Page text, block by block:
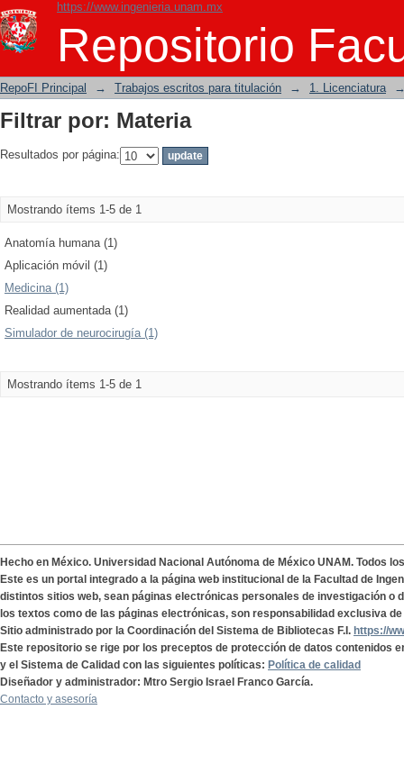
https://www.ingenieria.unam.mx
Repositorio
Filtrar por: Materia
RepoFI Principal → Trabajos escritos para titulación → 1. Licenciatura
Filtrar por: Materia
Resultados por página:
Mostrando ítems 1-5 de 1
Anatomía humana (1)
Aplicación móvil (1)
Medicina (1)
Realidad aumentada (1)
Simulador de neurocirugía (1)
Mostrando ítems 1-5 de 1
Hecho en México. Universidad Nacional Autónoma de México UNAM. Todos
Este es un portal integrado a la página web institucional de la Facultad de
distintos sitios web, sean páginas electrónicas personales de investigación o
los textos como de las páginas electrónicas, son responsabilidad exclusiva
Sitio administrado por la Coordinación del Sistema de Bibliotecas F.I. https://
Este repositorio se rige por los preceptos de protección de datos contenidos
y el Sistema de Calidad con las siguientes políticas: Política de calidad
Diseñador y administrador: Mtro Sergio Israel Franco García.
Contacto y asesoría